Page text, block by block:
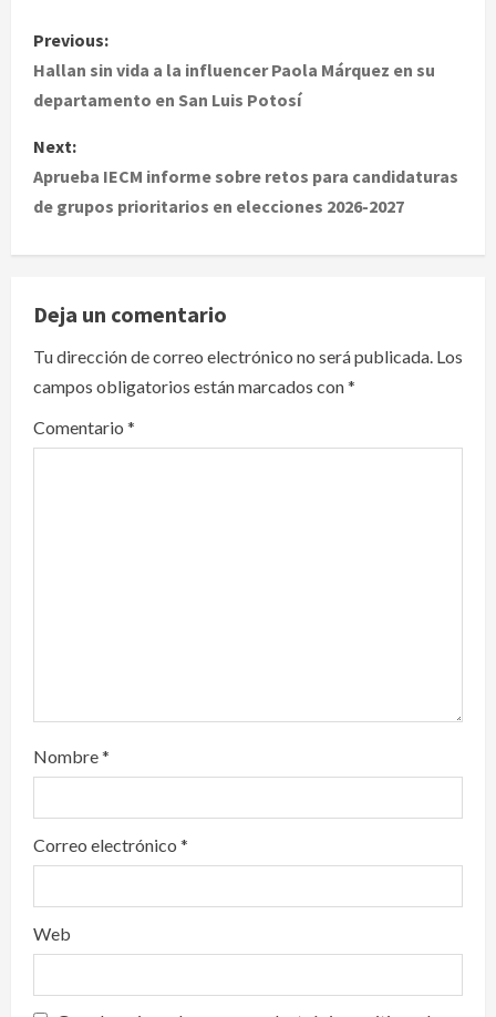
P
o
t
n
a
v
i
g
a
Previous:
Hallan sin vida a la influencer Paola Márquez en su
departamento en San Luis Potosí
Next:
Aprueba IECM informe sobre retos para candidaturas
de grupos prioritarios en elecciones 2026-2027
Deja un comentario
Tu dirección de correo electrónico no será publicada. Los
campos obligatorios están marcados con*
Comentario *
Nombre*
Correo electrónico *
Web